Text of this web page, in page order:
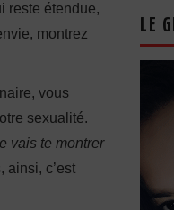
reste étendue,
montrez
vous
sexualité.
vais te montrer
ainsi, c’est
LE